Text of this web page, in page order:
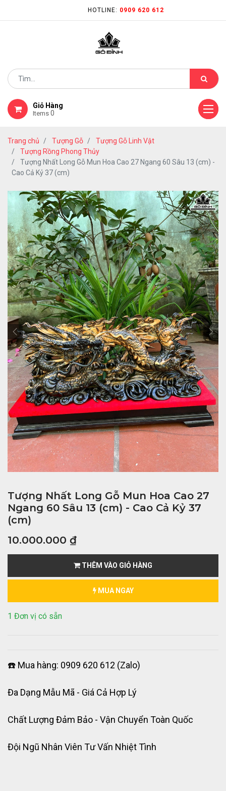
HOTLINE: 0909 620 612
Giỏ Hàng
Items 0
Trang chủ Tượng Gỗ
Tượng Gỗ Linh Vật
Tượng Rồng Phong Thủy
Tượng Nhất Long Gỗ Mun Hoa Cao 27 Ngang 60 Sâu 13 (cm) -
Cao Cả Kỷ 37 (cm)
Tượng Nhất Long Gỗ Mun Hoa Cao 27
Ngang 60 Sâu 13 (cm) - Cao Cả Kỷ 37
(cm)
10.000.000 ₫
THÊM VÀO GIỎ HÀNG
MUA NGAY
1 Đơn vị có sẵn
☎️ Mua hàng: 0909 620 612 (Zalo)
Đa Dạng Mẫu Mã - Giá Cả Hợp Lý
Chất Lượng Đảm Bảo - Vận Chuyển Toàn Quốc
Đội Ngũ Nhân Viên Tư Vấn Nhiệt Tình